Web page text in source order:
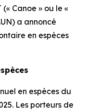
Canoe » ou le «
a annoncé
en espèces
en espèces du
Les porteurs de